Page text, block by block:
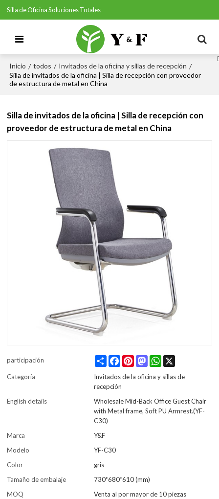
Silla de Oficina Soluciones Totales
Inicio / todos / Invitados de la oficina y sillas de recepción /
Silla de invitados de la oficina | Silla de recepción con proveedor
de estructura de metal en China
Silla de invitados de la oficina | Silla de recepción con
proveedor de estructura de metal en China
participación Share FacebookPinterestMastodonWhatsApp
Categoría
Invitados de la oficina y sillas de
recepción
English details
Wholesale Mid-Back Office Guest Chair
with Metal frame, Soft PU Armrest.(YF-
C30)
Marca
Y&F
Modelo
YF-C30
Color
gris
Tamaño de embalaje
730*680*610 (mm)
MOQ
Venta al por mayor de 10 piezas